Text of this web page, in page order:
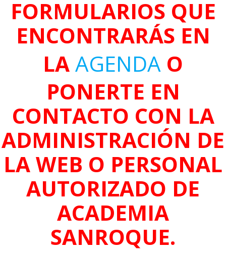
FORMULARIOS QUE
ENCONTRARÁS EN
LAAGENDA O
PONERTE EN
CONTACTO CON LA
ADMINISTRACIÓN DE
LA WEB O PERSONAL
AUTORIZADO DE
ACADEMIA
SANROQUE.